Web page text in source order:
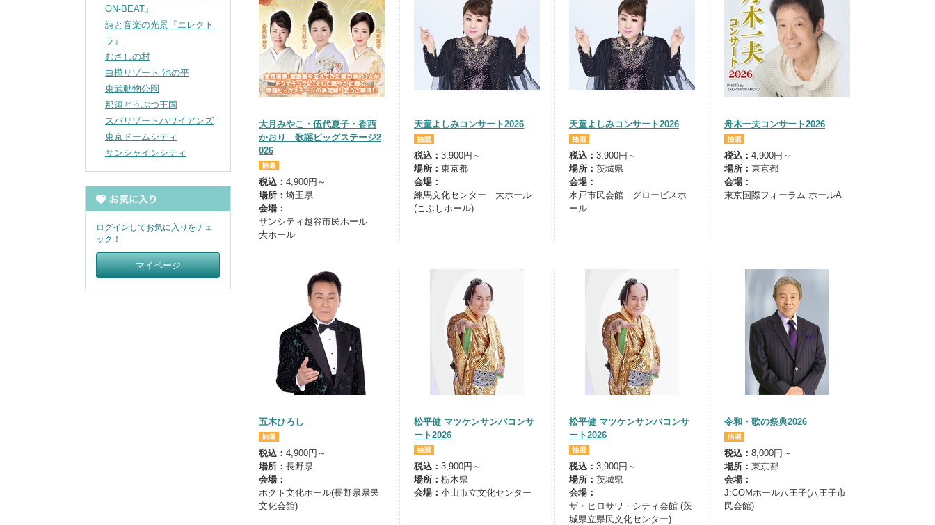
大月みやこ・伍代夏子・香西
かおり 歌謡ビッグステージ2
026
税込： 4,900円～
場所： 埼玉県
会場：
サンシティ越谷市民ホール
大ホール
天童よしみコンサート2026
税込： 3,900円～
場所： 東京都
会場：
練馬文化センター 大ホール
(こぶしホール)
天童よしみコンサート2026
税込： 3,900円～
場所： 茨城県
会場：
水戸市民会館 グロービスホ
ール
舟木一夫コンサート2026
税込： 4,900円～
場所： 東京都
会場：
東京国際フォーラム ホールA
五木ひろし
税込： 4,900円～
場所： 長野県
会場：
ホクト文化ホール(長野県県民
文化会館)
松平健 マツケンサンバコンサ
ート2026
税込： 3,900円～
場所： 栃木県
会場： 小山市立文化センター
松平健 マツケンサンバコンサ
ート2026
税込： 3,900円～
場所： 茨城県
会場：
ザ・ヒロサワ・シティ会館 (茨
城県立県民文化センター)
令和・歌の祭典2026
税込： 8,000円～
場所： 東京都
会場：
J:COMホール八王子(八王子市
民会館)
ON-BEAT』
詩と音楽の光景『エレクト
ラ』
むさしの村
白樺リゾート 池の平
東武動物公園
那須どうぶつ王国
スパリゾートハワイアンズ
東京ドームシティ
サンシャインシティ
ログインしてお気に入りをチェ
ック！
マイページ